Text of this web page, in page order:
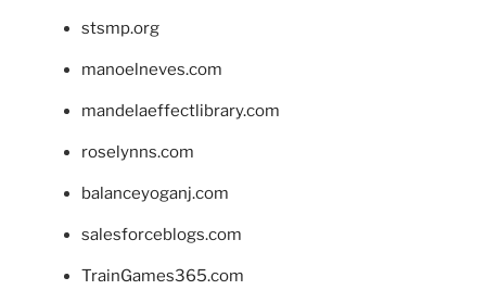
stsmp.org
manoelneves.com
mandelaeffectlibrary.com
roselynns.com
balanceyoganj.com
salesforceblogs.com
TrainGames365.com